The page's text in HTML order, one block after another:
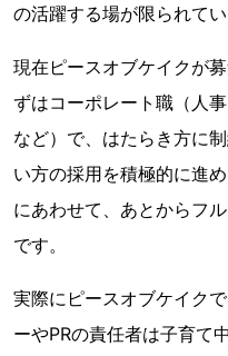
の活躍する場が限られてい
現在ピースオブケイクが
ずはコーポレート職（人
など）で、はたらき方に
い方の採用を積極的に進
にあわせて、あとからフ
です。
実際にピースオブケイク
ーやPRの責任者は子育て